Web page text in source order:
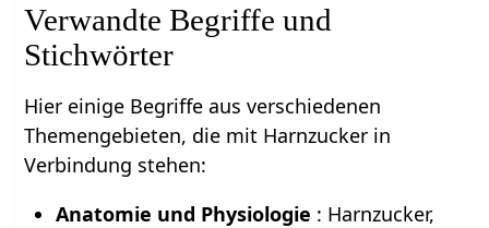
Verwandte Begriffe und
Stichwörter
Hier einige Begriffe aus verschiedenen
Themengebieten, die mit Harnzucker in
Verbindung stehen:
Anatomie und Physiologie : Harnzucker,